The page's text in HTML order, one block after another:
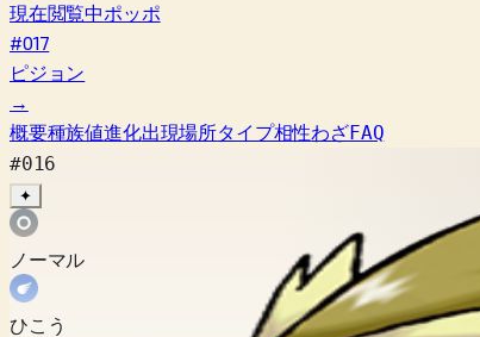
現在閲覧中ポッポ
#017
ピジョン
→
概要種族値進化出現場所タイプ相性わざFAQ
#016
✦
ノーマル
ひこう